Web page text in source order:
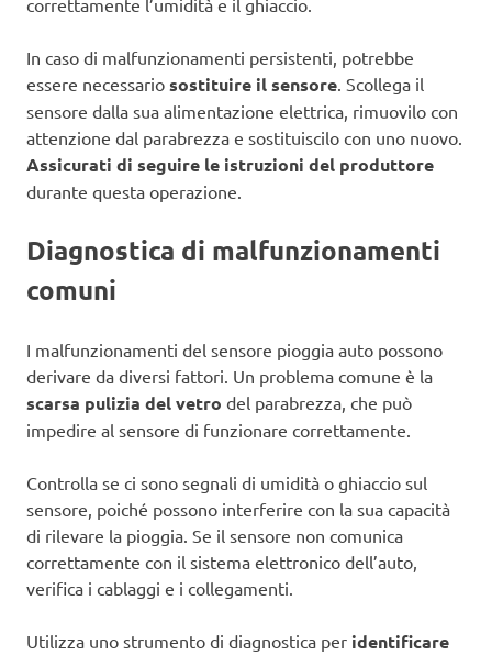
correttamente l’umidità e il ghiaccio.
In caso di malfunzionamenti persistenti, potrebbe
essere necessario sostituire il sensore. Scollega il
sensore dalla sua alimentazione elettrica, rimuovilo con
attenzione dal parabrezza e sostituiscilo con uno nuovo.
Assicurati di seguire le istruzioni del produttore
durante questa operazione.
Diagnostica di malfunzionamenti
comuni
I malfunzionamenti del sensore pioggia auto possono
derivare da diversi fattori. Un problema comune è la
scarsa pulizia del vetro del parabrezza, che può
impedire al sensore di funzionare correttamente.
Controlla se ci sono segnali di umidità o ghiaccio sul
sensore, poiché possono interferire con la sua capacità
di rilevare la pioggia. Se il sensore non comunica
correttamente con il sistema elettronico dell’auto,
verifica i cablaggi e i collegamenti.
Utilizza uno strumento di diagnostica per identificare